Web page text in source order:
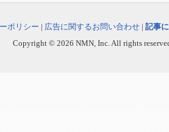
ポリシー | 広告に関するお問い合わせ | 記事
Copyright © 2026 NMN, Inc. All rights